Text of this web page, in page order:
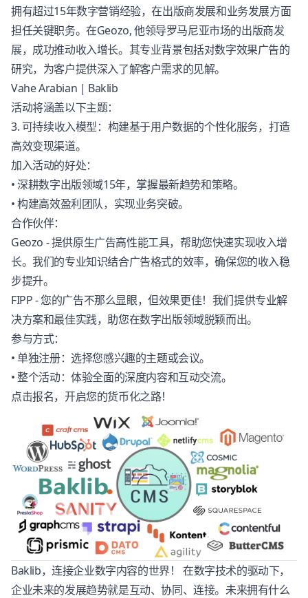
拥有超过15年数字营销经验，在出版商发展和业务发展方面
担任关键职务。在Geozo, 他领导罗马尼亚市场的出版商发
展，成功推动收入增长。其专业背景包括对数字效果广告的
研究，为客户提供深入了解客户需求的见解。
Vahe Arabian | Baklib
活动将涵盖以下主题：
3. 可持续收入模型：构建基于用户数据的个性化服务，打造
高效变现渠道。
加入活动的好处：
• 深耕数字出版领域15年，掌握最新趋势和策略。
• 构建高效盈利团队，实现业务突破。
合作伙伴：
Geozo - 提供原生广告高性能工具，帮助您快速实现收入增
长。我们的专业知识结合广告格式的效率，确保您的收入稳
步提升。
FIPP - 您的广告不那么显眼，但效果更佳！我们提供专业解
决方案和最佳实践，助您在数字出版领域脱颖而出。
参与方式：
• 单独注册：选择您感兴趣的主题或会议。
• 整个活动：体验全面的深度内容和互动交流。
点击报名，开启您的货币化之路！
Baklib，连接企业数字内容的世界！ 在数字技术的驱动下，
企业未来的发展趋势就是互动、协同、连接。未来拥有什么